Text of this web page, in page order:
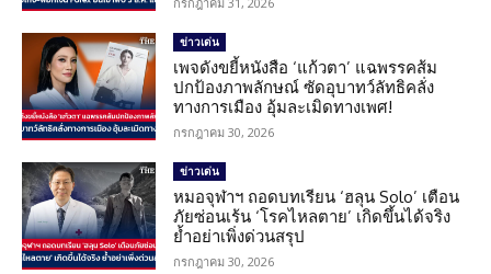
ข่าวเด่น
เพจดังขยี้หนังสือ ‘แก้วตา’ แฉพรรคส้ม
ปกป้องภาพลักษณ์ ซัดอุบาทว์ลัทธิคลั่ง
ทางการเมือง อุ้มละเมิดทางเพศ!
กรกฎาคม 30, 2026
ข่าวเด่น
หมอจุฬาฯ ถอดบทเรียน ‘ฮลุน Solo’ เตือน
ภัยซ่อนเร้น ‘โรคไหลตาย’ เกิดขึ้นได้จริง
ย้ำอย่าเพิ่งด่วนสรุป
กรกฎาคม 30, 2026